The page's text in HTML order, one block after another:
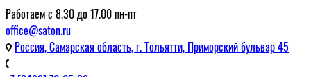
Работаем с 8.30 до 17.00 пн-пт
office@saton.ru
Россия, Самарская область, г. Тольятти, Приморский бульвар 45